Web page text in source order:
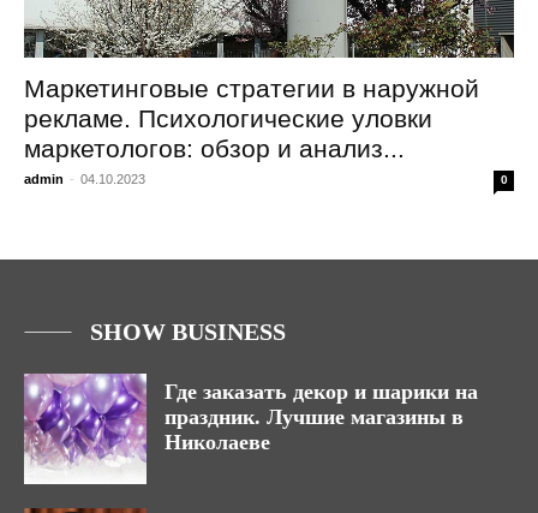
Маркетинговые стратегии в наружной
рекламе. Психологические уловки
маркетологов: обзор и анализ...
admin - 04.10.2023 0
SHOW BUSINESS
Где заказать декор и шарики на
праздник. Лучшие магазины в
Николаеве